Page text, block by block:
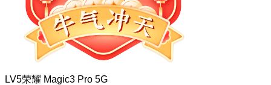
LV5荣耀 Magic3 Pro 5G